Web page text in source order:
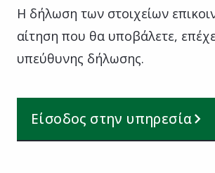
Η δήλωση των στοιχείων
αίτηση που θα υποβάλετε,
υπεύθυνης δήλωσης.
Είσοδος στην υπηρεσία